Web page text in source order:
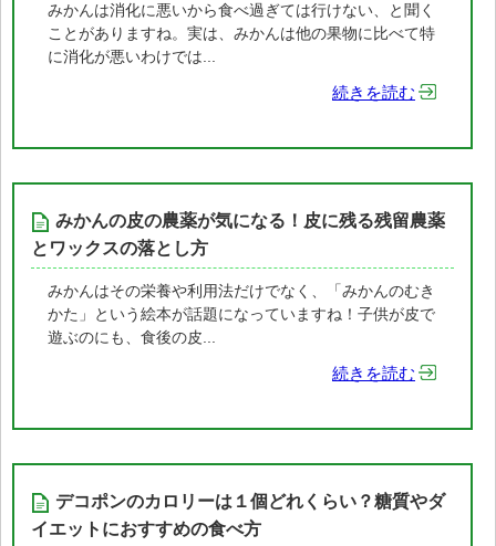
みかんは消化に悪いから食べ過ぎては行けない、と聞く
ことがありますね。実は、みかんは他の果物に比べて特
に消化が悪いわけでは...
続きを読む
みかんの皮の農薬が気になる！皮に残る残留農薬
とワックスの落とし方
みかんはその栄養や利用法だけでなく、「みかんのむき
かた」という絵本が話題になっていますね！子供が皮で
遊ぶのにも、食後の皮...
続きを読む
デコポンのカロリーは１個どれくらい？糖質やダ
イエットにおすすめの食べ方